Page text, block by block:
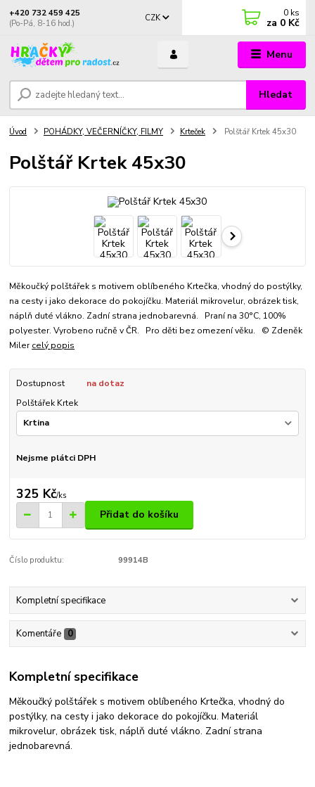
Menu
CZK
Hledat
+420 732 459 425
(Po-Pá, 8-16 hod.)
0 ks
za 0 Kč
Úvod POHÁDKY, VEČERNÍČKY, FILMY Krteček Polštář Krtek 45x30
Polštář Krtek 45x30
Měkoučký polštářek s motivem oblíbeného Krtečka, vhodný do postýlky,
na cesty i jako dekorace do pokojíčku. Materiál mikrovelur, obrázek tisk,
náplň duté vlákno. Zadní strana jednobarevná. Praní na 30°C, 100%
polyester. Vyrobeno ručně v ČR. Pro děti bez omezení věku. © Zdeněk
Milercelý popis
Dostupnost
na dotaz
Polštářek Krtek
Nejsme plátci DPH
325 Kč/ks
Přidat do košíku
Číslo produktu: 99914B
Kompletní specifikace
Komentáře 0
Kompletní specifikace
Měkoučký polštářek s motivem oblíbeného Krtečka, vhodný do
postýlky, na cesty i jako dekorace do pokojíčku. Materiál
mikrovelur, obrázek tisk, náplň duté vlákno. Zadní strana
jednobarevná.